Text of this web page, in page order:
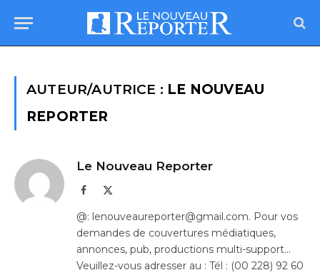
AUTEUR/AUTRICE : LE NOUVEAU
REPORTER
Le Nouveau Reporter
Facebook
@: lenouveaureporter@gmail.com. Pour vos
demandes de couvertures médiatiques,
annonces, pub, productions multi-support…
Veuillez-vous adresser au : Tél : (00 228) 92 60